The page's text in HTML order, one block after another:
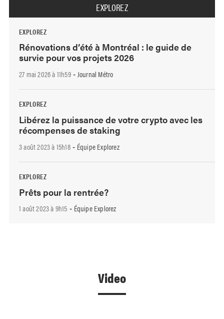
EXPLOREZ
EXPLOREZ
Rénovations d’été à Montréal : le guide de
survie pour vos projets 2026
27 mai 2026 à 11h59- Journal Métro
EXPLOREZ
Libérez la puissance de votre crypto avec les
récompenses de staking
3 août 2023 à 15h18- Équipe Explorez
EXPLOREZ
Prêts pour la rentrée?
1 août 2023 à 9h15 - Équipe Explorez
Video